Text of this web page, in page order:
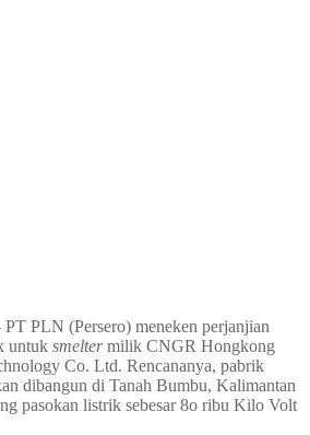
PT PLN (Persero) meneken perjanjian
untuk smeltermilik CNGR Hongkong
Co. Ltd. Rencananya, pabrik
dibangun di Tanah Bumbu, Kalimantan
pasokan listrik sebesar 8o ribu Kilo Volt